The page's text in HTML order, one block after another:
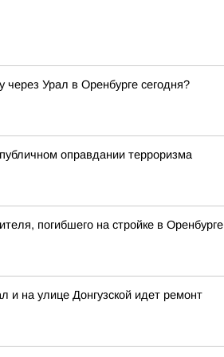
Урал в Оренбурге сегодня?
оправдании терроризма
погибшего на стройке в Оренбурге
на улице Донгузской идет ремонт